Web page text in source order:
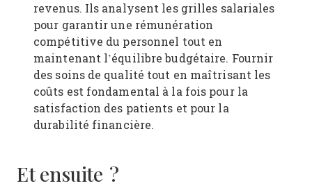
revenus. Ils analysent les grilles salariales
pour garantir une rémunération
compétitive du personnel tout en
maintenant l’équilibre budgétaire. Fournir
des soins de qualité tout en maîtrisant les
coûts est fondamental à la fois pour la
satisfaction des patients et pour la
durabilité financière.
Et ensuite ?